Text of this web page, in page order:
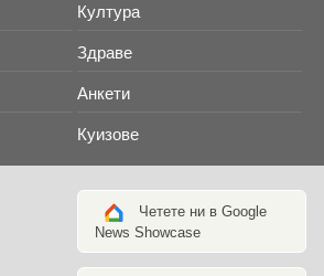
Култура
Здраве
Анкети
Куизове
Четете ни в Google
News Showcase